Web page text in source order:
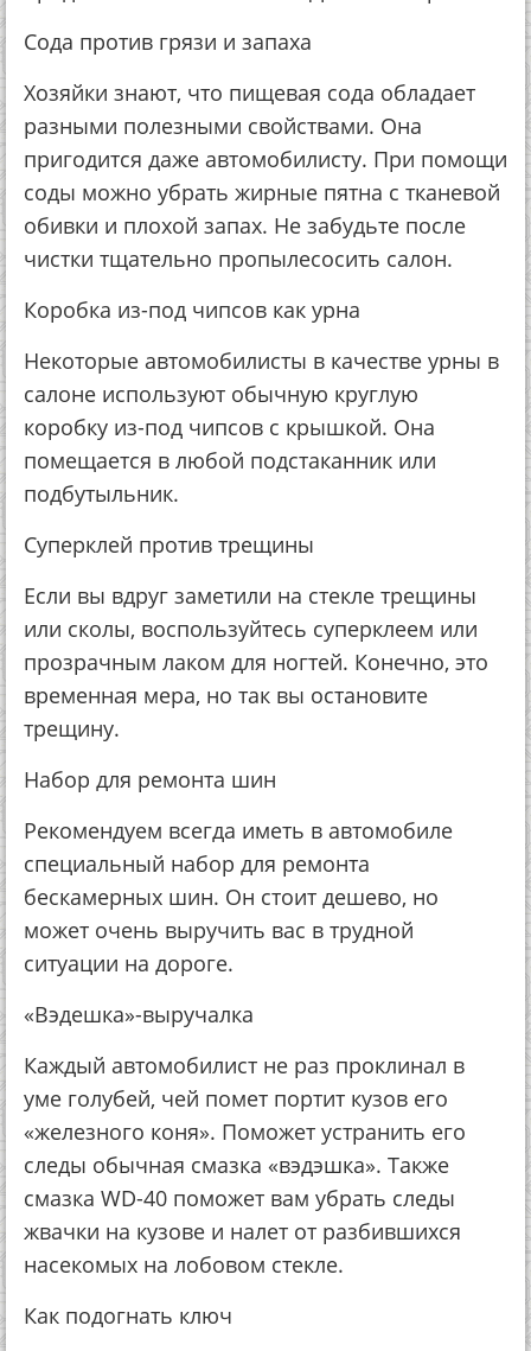
Сода против грязи и запаха
Хозяйки знают, что пищевая сода обладает
разными полезными свойствами. Она
пригодится даже автомобилисту. При помощи
соды можно убрать жирные пятна с тканевой
обивки и плохой запах. Не забудьте после
чистки тщательно пропылесосить салон.
Коробка из-под чипсов как урна
Некоторые автомобилисты в качестве урны в
салоне используют обычную круглую
коробку из-под чипсов с крышкой. Она
помещается в любой подстаканник или
подбутыльник.
Суперклей против трещины
Если вы вдруг заметили на стекле трещины
или сколы, воспользуйтесь суперклеем или
прозрачным лаком для ногтей. Конечно, это
временная мера, но так вы остановите
трещину.
Набор для ремонта шин
Рекомендуем всегда иметь в автомобиле
специальный набор для ремонта
бескамерных шин. Он стоит дешево, но
может очень выручить вас в трудной
ситуации на дороге.
«Вэдешка»-выручалка
Каждый автомобилист не раз проклинал в
уме голубей, чей помет портит кузов его
«железного коня». Поможет устранить его
следы обычная смазка «вэдэшка». Также
смазка WD-40 поможет вам убрать следы
жвачки на кузове и налет от разбившихся
насекомых на лобовом стекле.
Как подогнать ключ